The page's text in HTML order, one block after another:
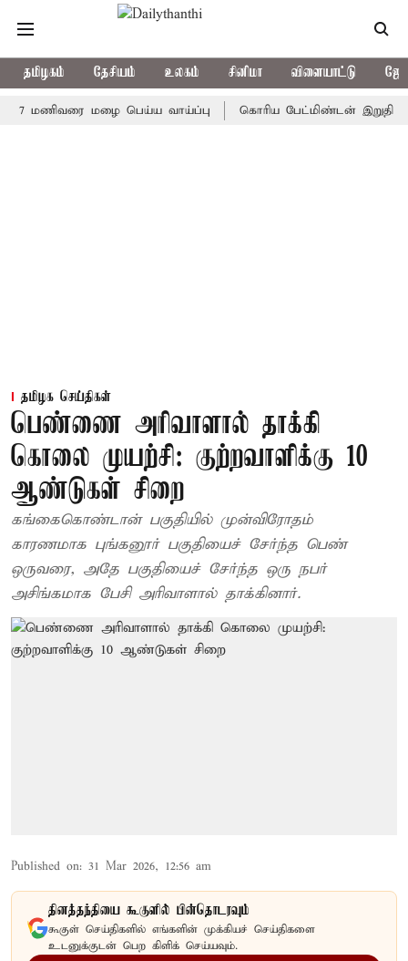
தமிழகம் தேசியம் உலகம் சினிமா விளையாட்டு
மழை பெய்ய வாய்ப்பு கொரிய பேட்மிண்டன் இறுதி
தமிழக செய்திகள்
பெண்ணை அரிவாளால் தாக்கி
கொலை முயற்சி: குற்றவாளிக்கு 10
ஆண்டுகள் சிறை
கங்கைகொண்டான் பகுதியில் முன்விரோதம்
காரணமாக புங்கனூர் பகுதியைச் சேர்ந்த பெண்
ஒருவரை, அதே பகுதியைச் சேர்ந்த ஒரு நபர்
அசிங்கமாக பேசி அரிவாளால் தாக்கினார்.
Published on: 31 Mar 2026, 12:56 am
தினத்தந்தியை கூகுளில் பின்தொடரவும்
கூகுள் செய்திகளில் எங்களின் முக்கியச் செய்திகளை
உடனுக்குடன் பெற கிளிக் செய்யவும்.